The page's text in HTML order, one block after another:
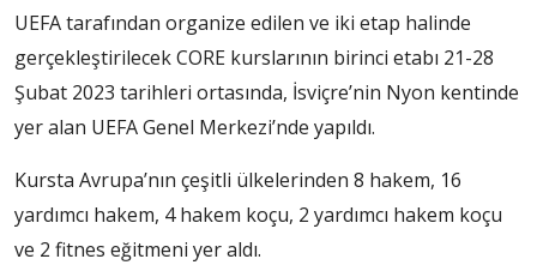
UEFA tarafından organize edilen ve iki etap halinde
gerçekleştirilecek CORE kurslarının birinci etabı 21-28
Şubat 2023 tarihleri ortasında, İsviçre’nin Nyon kentinde
yer alan UEFA Genel Merkezi’nde yapıldı.
Kursta Avrupa’nın çeşitli ülkelerinden 8 hakem, 16
yardımcı hakem, 4 hakem koçu, 2 yardımcı hakem koçu
ve 2 fitnes eğitmeni yer aldı.